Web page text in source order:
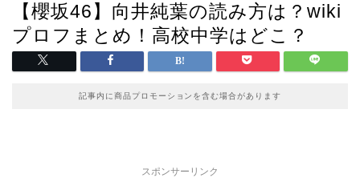
【櫻坂46】向井純葉の読み方は？wiki
プロフまとめ！高校中学はどこ？
記事内に商品プロモーションを含む場合があります
スポンサーリンク